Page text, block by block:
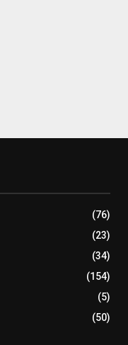
(76)
(23)
(34)
(154)
(5)
(50)